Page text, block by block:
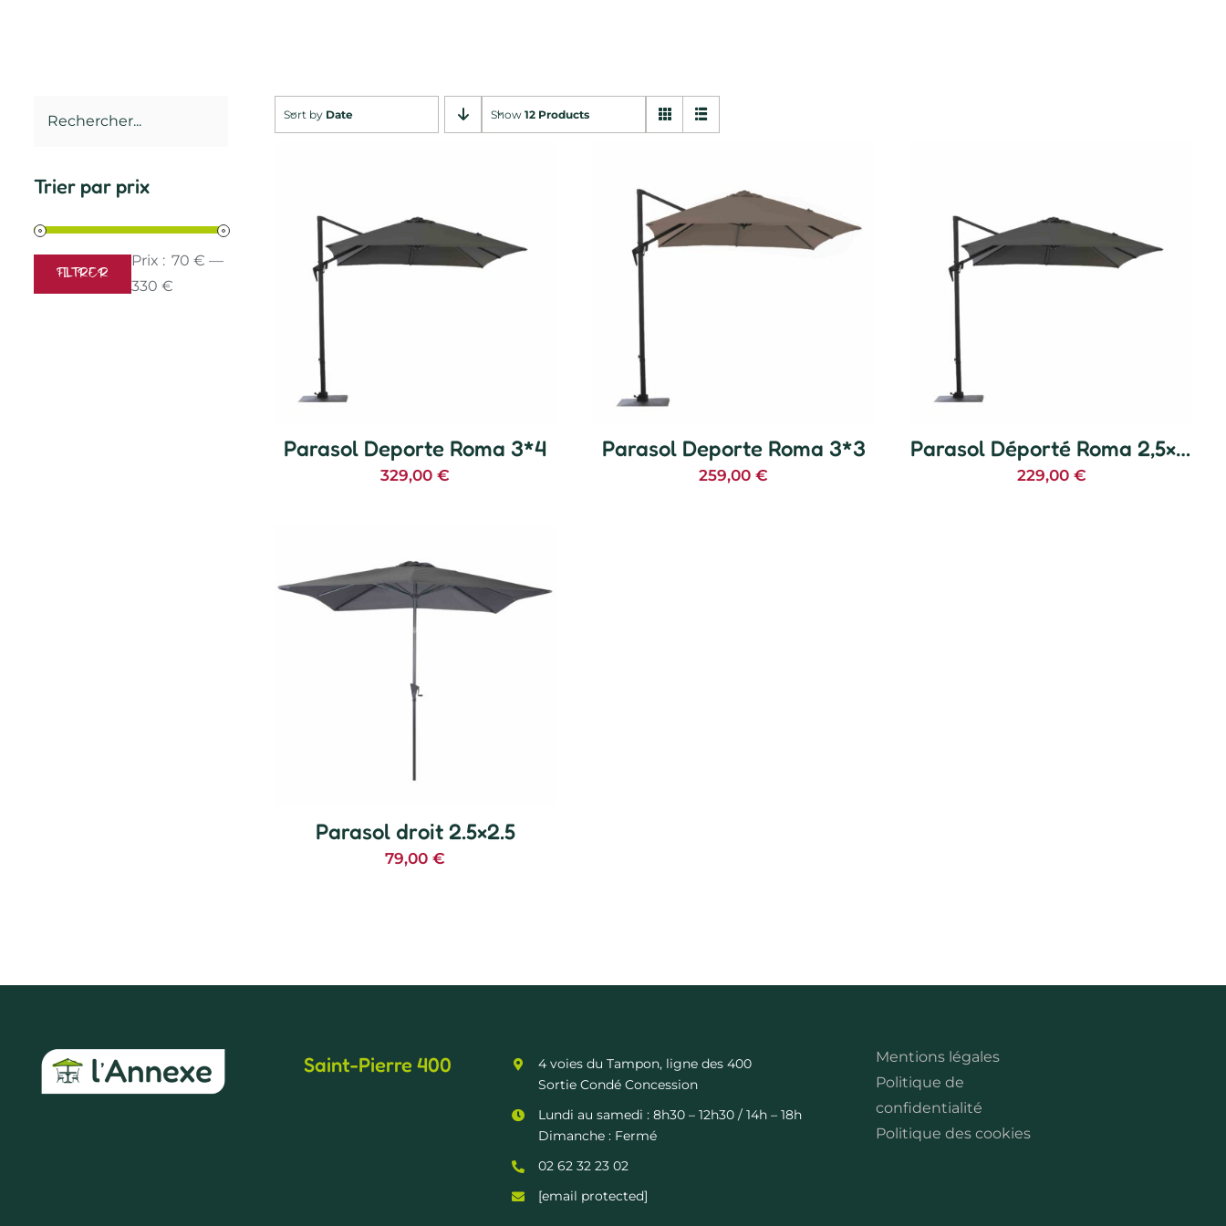
Trier par prix
FILTRER
Prix : 70 € —
330 €
Sort by Date Show12 Products
Parasol Deporte Roma 3*4
329,00€
Parasol Deporte Roma 3*3
259,00€
Parasol Déporté Roma 2,5×2,5
229,00 €
Parasol droit 2.5×2.5
79,00€
Saint-Pierre 400
4 voies du Tampon, ligne des 400
Sortie Condé Concession
Lundi au samedi :8h30 – 12h30 / 14h – 18h
Dimanche : Fermé
02 62 32 23 02
[email protected]
Mentions légales
Politique de
confidentialité
Politique des cookies